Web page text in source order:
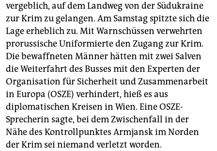
vergeblich, auf dem Landweg von der Südukraine
zur Krim zu gelangen. Am Samstag spitzte sich die
Lage erheblich zu. Mit Warnschüssen verwehrten
prorussische Uniformierte den Zugang zur Krim.
Die bewaffneten Männer hätten mit zwei Salven
die Weiterfahrt des Busses mit den Experten der
Organisation für Sicherheit und Zusammenarbeit
in Europa (OSZE) verhindert, hieß es aus
diplomatischen Kreisen in Wien. Eine OSZE-
Sprecherin sagte, bei dem Zwischenfall in der
Nähe des Kontrollpunktes Armjansk im Norden
der Krim sei niemand verletzt worden.